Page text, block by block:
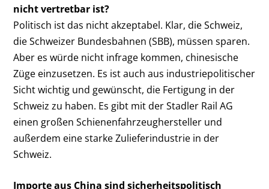
nicht vertretbar ist?
Politisch ist das nicht akzeptabel. Klar, die Schweiz,
die Schweizer Bundesbahnen (SBB), müssen sparen.
Aber es würde nicht infrage kommen, chinesische
Züge einzusetzen. Es ist auch aus industriepolitischer
Sicht wichtig und gewünscht, die Fertigung in der
Schweiz zu haben. Es gibt mit der Stadler Rail AG
einen großen Schienenfahrzeughersteller und
außerdem eine starke Zulieferindustrie in der
Schweiz.
Importe aus China sind sicherheitspolitisch